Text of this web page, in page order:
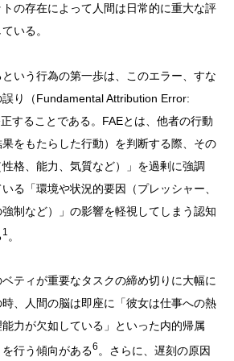
の存在によって人間は日常的に重大な評
いる。
いう行為の第一歩は、このエラー、すな
り（Fundamental Attribution Error:
することである。FAEとは、他者の行動
果をもたらした行動）を判断する際、その
格、能力、気質など）」を過剰に強調
る「環境や状況的要因（プレッシャー、
制など）」の影響を軽視してしまう認知
1 。
ティが重要なタスクの締め切りに大幅に
、人間の脳は即座に「彼女は仕事への熱
力が欠如している」といった内的帰属
を行う傾向がある6 。さらに、遅刻の原因